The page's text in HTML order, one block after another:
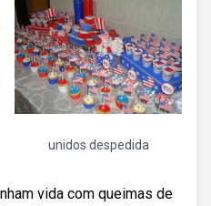
unidos despedida
vida com queimas de